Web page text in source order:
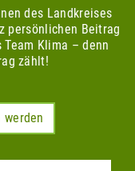
des Landkreises
persönlichen Beitrag
Klima – denn
zählt!